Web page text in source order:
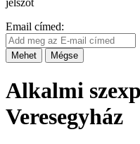
Email címed:
Mehet Mégse
Alkalmi
Veresegyház